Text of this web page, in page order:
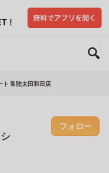
ト 常陸太田和田店
フォロー